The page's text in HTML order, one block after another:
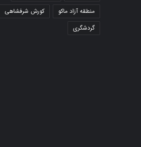
منطقه آزاد ماکو
کورش شرفشاهی
گردشگری